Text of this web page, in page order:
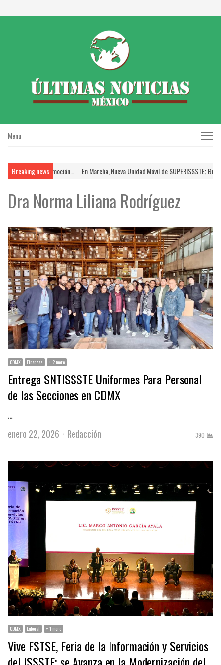
Menu
Menu
Breaking news
de Promoción… En Marcha, Nueva Unidad Móvil de SUPERISSSTE; Brinda
Dra Norma Liliana Rodríguez
CDMX Finanzas + 2 more
Entrega SNTISSSTE Uniformes Para Personal
de las Secciones en CDMX
…
enero 22, 2026
Author
Redacción 390
CDMX Laboral + 1 more
Vive FSTSE, Feria de la Información y Servicios
del ISSSTE; se Avanza en la Modernización del